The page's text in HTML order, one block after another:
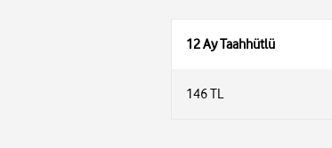
12 Ay Taahhütlü
146 TL